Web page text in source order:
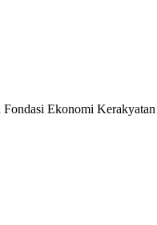
Ekonomi Kerakyatan